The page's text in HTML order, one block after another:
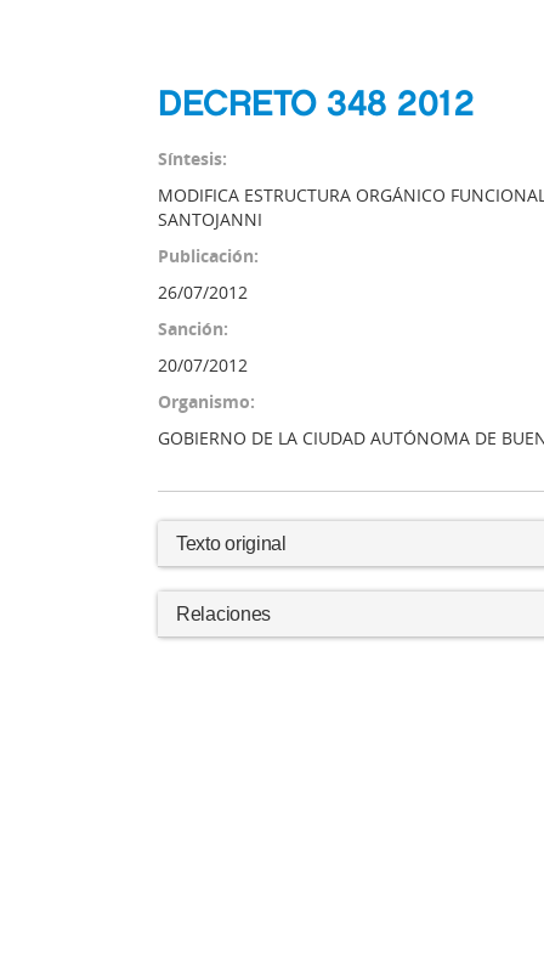
DECRETO 348 2012
Síntesis:
MODIFICA ESTRUCTURA ORGÁNICO
SANTOJANNI
Publicación:
26/07/2012
Sanción:
20/07/2012
Organismo:
GOBIERNO DE LA CIUDAD AUTÓNOMA DE
Texto original
Relaciones